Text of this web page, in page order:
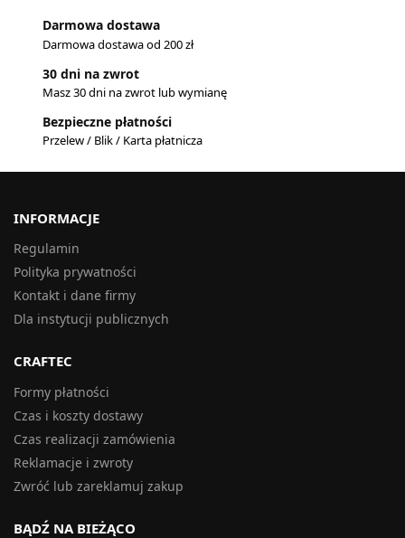
Darmowa dostawa
Darmowa dostawa od 200 zł
30 dni na zwrot
Masz 30 dni na zwrot lub wymianę
Bezpieczne płatności
Przelew / Blik / Karta płatnicza
INFORMACJE
Regulamin
Polityka prywatności
Kontakt i dane firmy
Dla instytucji publicznych
CRAFTEC
Formy płatności
Czas i koszty dostawy
Czas realizacji zamówienia
Reklamacje i zwroty
Zwróć lub zareklamuj zakup
BĄDŹ NA BIEŻĄCO